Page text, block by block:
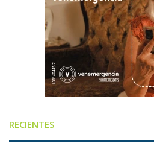
RECIENTES